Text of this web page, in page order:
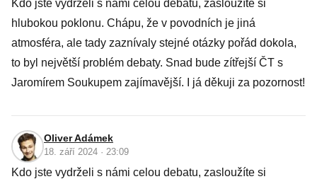
Kdo jste vydrželi s námi celou debatu, zasloužíte si
hlubokou poklonu. Chápu, že v povodních je jiná
atmosféra, ale tady zaznívaly stejné otázky pořád dokola,
to byl největší problém debaty. Snad bude zítřejší ČT s
Jaromírem Soukupem zajímavější. I já děkuji za pozornost!
Oliver Adámek
18. září 2024 · 23:09
Kdo jste vydrželi s námi celou debatu, zasloužíte si